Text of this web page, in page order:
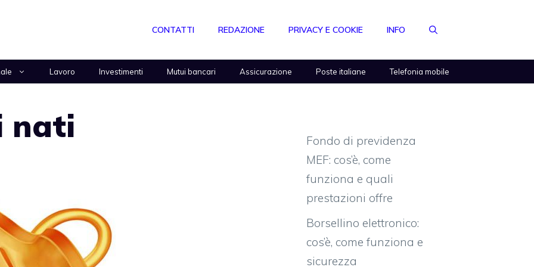
CONTATTI REDAZIONE PRIVACY E COOKIE INFO
Lavoro Investimenti Mutui bancari Assicurazione Poste italiane Telefonia mobile
nati
Fondo di previdenza
MEF: cos’è, come
funziona e quali
prestazioni offre
Borsellino elettronico:
cos’è, come funziona e
sicurezza